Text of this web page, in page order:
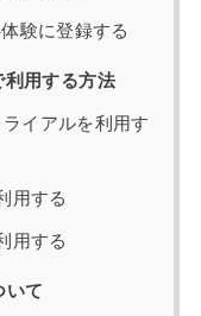
験に登録する
用する方法
イアルを利用す
用する
用する
いて